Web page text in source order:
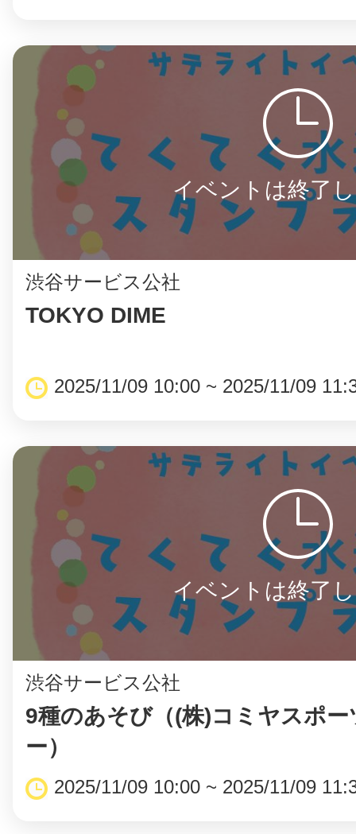
イベントは終了
渋谷サービス公社
TOKYO DIME
2025/11/09 10:00 ~ 2025/11/09
イベントは終了
渋谷サービス公社
9種のあそび（(株)コミヤスポ
ー）
2025/11/09 10:00 ~ 2025/11/09